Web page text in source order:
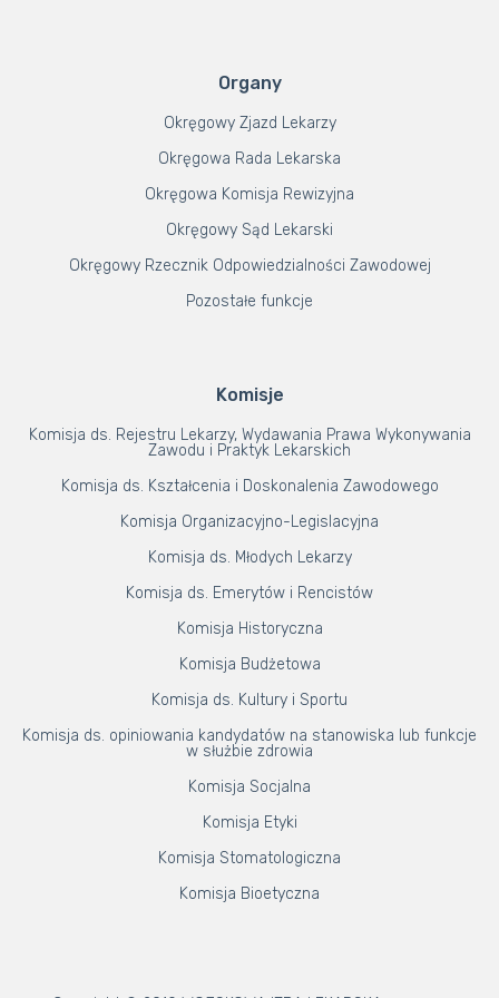
Organy
Okręgowy Zjazd Lekarzy
Okręgowa Rada Lekarska
Okręgowa Komisja Rewizyjna
Okręgowy Sąd Lekarski
Okręgowy Rzecznik Odpowiedzialności Zawodowej
Pozostałe funkcje
Komisje
Komisja ds. Rejestru Lekarzy, Wydawania Prawa Wykonywania
Zawodu i Praktyk Lekarskich
Komisja ds. Kształcenia i Doskonalenia Zawodowego
Komisja Organizacyjno-Legislacyjna
Komisja ds. Młodych Lekarzy
Komisja ds. Emerytów i Rencistów
Komisja Historyczna
Komisja Budżetowa
Komisja ds. Kultury i Sportu
Komisja ds. opiniowania kandydatów na stanowiska lub funkcje
w służbie zdrowia
Komisja Socjalna
Komisja Etyki
Komisja Stomatologiczna
Komisja Bioetyczna